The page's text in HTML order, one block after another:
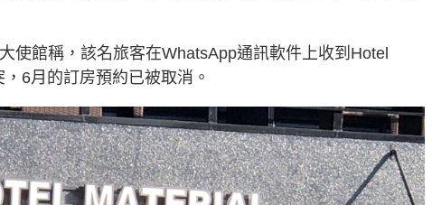
使館稱，該名旅客在WhatsApp通訊軟件上收到Hotel
6月的訂房預約已被取消。